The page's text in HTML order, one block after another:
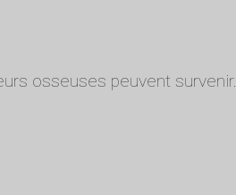
osseuses peuvent survenir.